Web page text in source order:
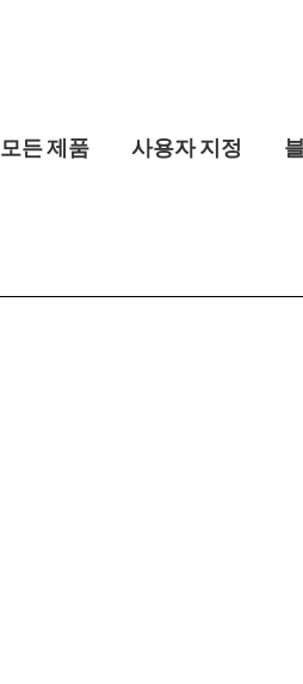
모든 제품 사용자 지정